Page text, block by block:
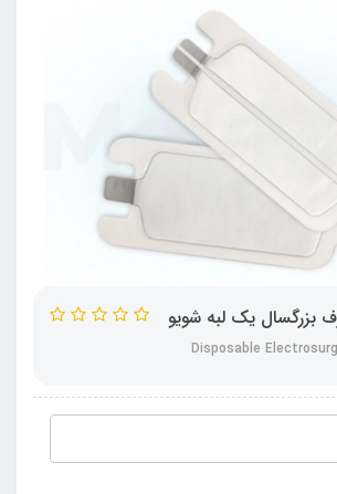
بزرگسال یک لبه شویو
Disposable